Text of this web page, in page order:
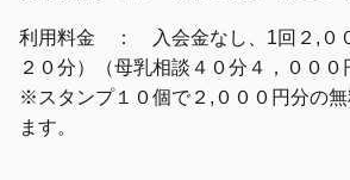
利用料金 ： 入会金なし、1回２,０
２０分）（母乳相談４０分４，０００
※スタンプ１０個で２,０００円分の
ます。